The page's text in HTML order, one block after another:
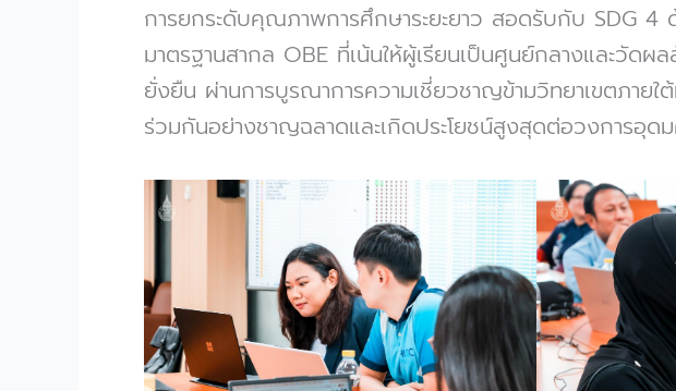
การยกระดับคุณภาพการศึกษาระยะยาว สอดรับกับ SDG
มาตรฐานสากล OBE ที่เน้นให้ผู้เรียนเป็นศูนย์กลางและวัด
ยั่งยืน ผ่านการบูรณาการความเชี่ยวชาญข้ามวิทยาเขตภาย
ร่วมกันอย่างชาญฉลาดและเกิดประโยชน์สูงสุดต่อวงการอุด